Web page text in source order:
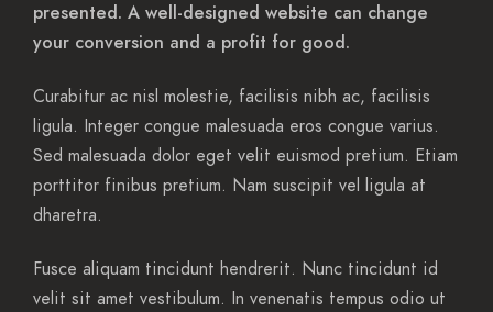
presented. A well-designed website can change
your conversion and a profit for good.
Curabitur ac nisl molestie, facilisis nibh ac, facilisis
ligula. Integer congue malesuada eros congue varius.
Sed malesuada dolor eget velit euismod pretium. Etiam
porttitor finibus pretium. Nam suscipit vel ligula at
dharetra.
Fusce aliquam tincidunt hendrerit. Nunc tincidunt id
velit sit amet vestibulum. In venenatis tempus odio ut